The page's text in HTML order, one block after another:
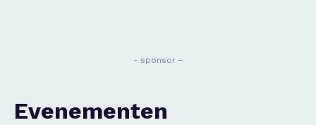
- sponsor -
Evenementen